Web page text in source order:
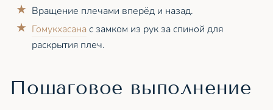
Вращение плечами вперёд и назад.
Гомукхасанас замком из рук за спиной для
раскрытия плеч.
Пошаговое выполнение